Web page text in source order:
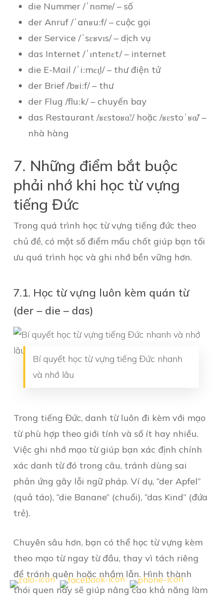
die Nummer /ˈnʊmɐ/ – số
der Anruf /ˈanʁuːf/ – cuộc gọi
der Service /ˈsɛʁvɪs/ – dịch vụ
das Internet /ˈɪntɐnɛt/ – internet
die E-Mail /ˈiːmɛɪ̯l/ – thư điện tử
der Brief /bʁiːf/ – thư
der Flug /fluːk/ – chuyến bay
das Restaurant /ʁɛstoʁɑ̃ː/ hoặc /ʁɛstoˈʁɑ̃/ –
nhà hàng
7. Những điểm bắt buộc
phải nhớ khi học từ vựng
tiếng Đức
Trong quá trình học từ vựng tiếng đức theo
chủ đề, có một số điểm mấu chốt giúp bạn tối
ưu quá trình học và ghi nhớ bền vững hơn.
7.1. Học từ vựng luôn kèm quán từ
(der – die – das)
Bí quyết học từ vựng tiếng Đức nhanh
và nhớ lâu
Trong tiếng Đức, danh từ luôn đi kèm với mạo
từ phù hợp theo giới tính và số ít hay nhiều.
Việc ghi nhớ mạo từ giúp bạn xác định chính
xác danh từ đó trong câu, tránh dùng sai
phản ứng gây lỗi ngữ pháp. Ví dụ, “der Apfel”
(quả táo), “die Banane” (chuối), “das Kind” (đứa
trẻ).
Chuyên sâu hơn, bạn có thể học từ vựng kèm
theo mạo từ ngay từ đầu, thay vì tách riêng
để tránh quên hoặc nhầm lẫn. Hình thành
thói quen này sẽ giúp nâng cao khả năng làm